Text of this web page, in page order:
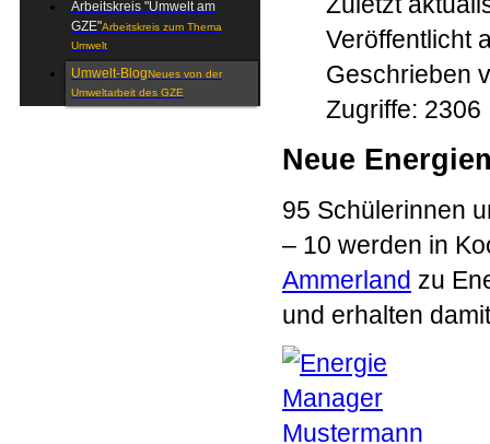
Veröffentlicht
Geschrieben
Zugriffe: 2306
Neue
95 Schülerinnen
– 10 werden in
Ammerland zu
und erhalten
Arbeitskreis "Umwelt am
GZE"Arbeitskreis zum Thema
Umwelt
Umwelt-BlogNeues von der
Umweltarbeit des GZE